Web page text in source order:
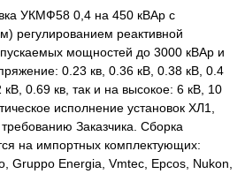
УКМФ58 0,4 на 450 кВАр с
регулированием реактивной
мощностей до 3000 кВАр и
0.23 кв, 0.36 кВ, 0.38 кВ, 0.4
0.69 кв, так и на высокое: 6 кВ, 10
исполнение установок ХЛ1,
Заказчика. Сборка
на импортных комплектующих:
Gruppo Energia, Vmtec, Epcos, Nukon,